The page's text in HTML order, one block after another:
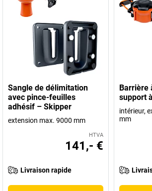
Sangle de délimitation
avec pince-feuilles
adhésif – Skipper
extension max. 9000 mm
HTVA
141,- €
Livraison rapide
Barrière
support
intérieur,
mm